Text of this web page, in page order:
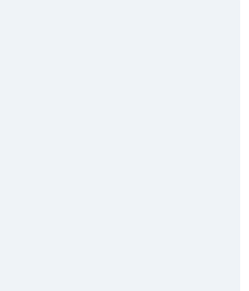
Center
Denver
de Denver